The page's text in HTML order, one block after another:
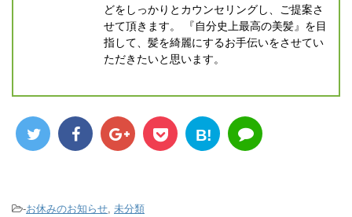
どをしっかりとカウンセリングし、ご提案さ
せて頂きます。 『自分史上最高の美髪』を目
指して、髪を綺麗にするお手伝いをさせてい
ただきたいと思います。
B!
-お休みのお知らせ 未分類